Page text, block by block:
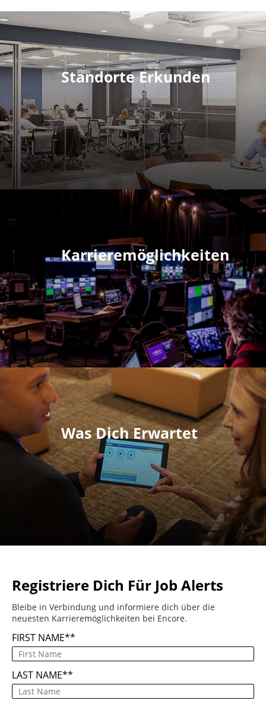
Standorte Erkunden
Karrieremöglichkeiten
Was Dich Erwartet
Registriere Dich Für Job Alerts
Bleibe in Verbindung und informiere dich über die
neuesten Karrieremöglichkeiten bei Encore.
FIRST NAME*
LAST NAME*